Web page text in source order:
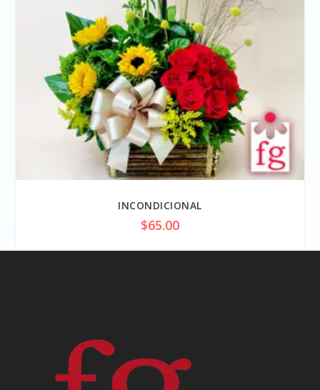
INCONDICIONAL
$65.00